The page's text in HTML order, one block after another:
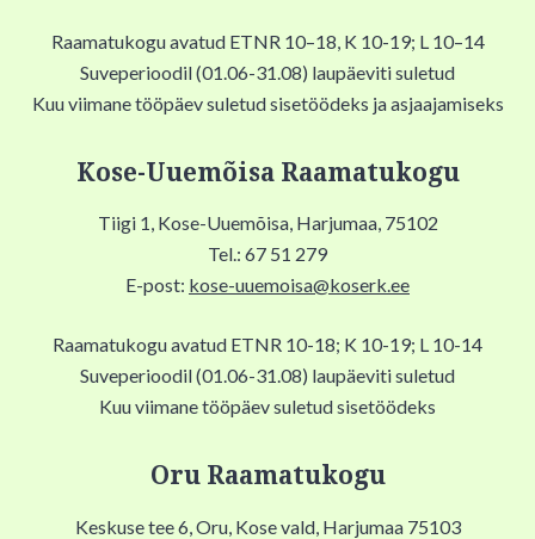
Raamatukogu avatud ETNR 10–18, K 10-19; L 10–14
Suveperioodil (01.06-31.08) laupäeviti suletud
Kuu viimane tööpäev suletud sisetöödeks ja asjaajamiseks
Kose-Uuemõisa Raamatukogu
Tiigi 1, Kose-Uuemõisa, Harjumaa, 75102
Tel.: 67 51 279
E-post: kose-uuemoisa@koserk.ee
Raamatukogu avatud ETNR 10-18; K 10-19; L 10-14
Suveperioodil (01.06-31.08) laupäeviti suletud
Kuu viimane tööpäev suletud sisetöödeks
Oru Raamatukogu
Keskuse tee 6, Oru, Kose vald, Harjumaa 75103